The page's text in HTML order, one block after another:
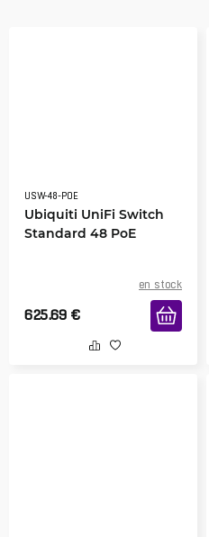
USW-48-POE
Ubiquiti UniFi Switch
Standard 48 PoE
en stock
625.69 €